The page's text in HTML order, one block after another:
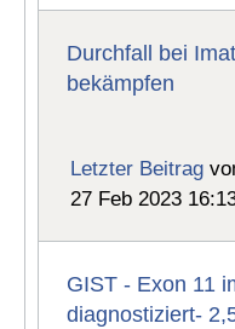
Durchfall bei
bekämpfen
Letzter Beitrag
27 Feb 2023
GIST - Exon 11
diagnostiziert-